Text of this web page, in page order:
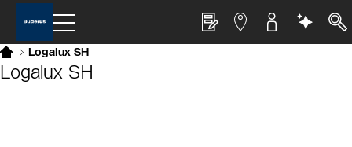
Logalux SH
Logalux SH